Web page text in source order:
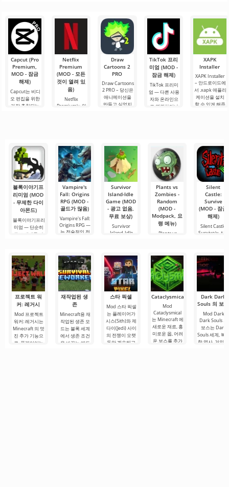
에서 생존을 위
해 싸워야 합니
다. 이 땅에서 살
아남으려면 무
기,
도전을 만들어
낼 다양한 요소
와 기능이 추가
될 것입니다. 모
드에는
새로운 몹은 서
식지, 성격, 힘이
다릅니다. 또한
로 뛰어들도록
초대하는 추가
사용하면
Capcut (Pro
Premium,
MOD - 잠금
해제)
Capcut는 비디
오 편집을 위한
가장 추천되는
장합니다. 많은
사용자에게 무
료 버전은 모든
편집 요구를
Netflix
Premium
(MOD - 모든
것이 열려 있
음)
Netflix
Premium는 안
있는 서비스 중
하나입니다. 이
곳에는 최신 미
디어 제품뿐만
아니라
Draw
Cartoons 2
PRO
Draw Cartoons
2 PRO – 당신은
애니메이션을
만들고 싶었지
에 달려 있습니
다. 복잡한
TikTok 프리
미엄 (MOD -
잠금 해제)
TikTok 프리미
엄 — 다른 사용
자와 온라인으
로 연결하거나
루를 시작하거
나 힘든 하루를.
XAPK
Installer
XAPK Installer
– 안드로이드에
서 .xapk 애플리
케이션을 설치
할 수 있게 해줍
시작할 수
블록이야기프
리미엄 (MOD
- 무제한 다이
아몬드)
블록이야기프리
미엄 — 단순히
큐브 세계를 가
스와 서사적인
Vampire's
Fall: Origins
RPG (MOD -
골드가 많음)
Vampire's Fall:
Origins RPG —
는 전술적인 전
Survivor
Island-Idle
Game (MOD
- 광고 없음,
무료 보상)
Survivor
Island-Idle
는
Plants vs
Zombies -
Random
(MOD -
Modpack, 요
령 메뉴)
Plants vs
장점과 매력을
Silent
Castle:
Survive
(MOD - 잠금
해제)
Silent Castle:
Survive는 신비
임으로,
프로젝트 워
커: 레거시
Mod 프로젝트
워커: 레거시는
Minecraft 의 멋
진 추가 기능으
로, 플레이어는
재작업된 생
존
Minecraft용 재
작업된 생존 모
드는 블록 세계
에서 생존 조건
을 바꾸는 애드
스타 픽셀
Mod 스타 픽셀
는 플레이어가
시스(Sith)와 제
다이(Jedi) 사이
의 전쟁이 오랫
동안 계속되고
Cataclysmical
Mod
Cataclysmical
는 Minecraft 에
새로운 재료, 흥
미로운 몹, 어려
운 보스를 추가
Dark Dark
Souls 의 보스
Mod Dark
Dark Souls 의
보스는 Dark
Souls 세계, 복
한 역사, 거의